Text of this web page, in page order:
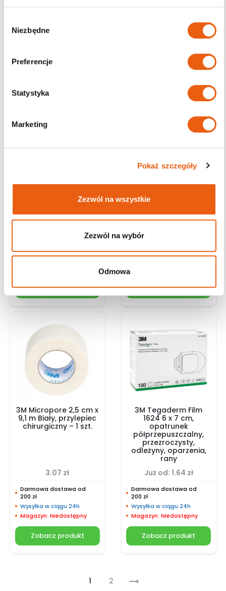
Niezbędne
Preferencje
Statystyka
Marketing
Pokaż szczegóły
Zezwól na wszystkie
Zezwól na wybór
Odmowa
Wysyłka w ciągu 24h
Magazyn: Dostępny
Wybierz opcje
Wysyłka w ciągu 24h
Magazyn: Dostępny
Wybierz opcje
1626W 10 x 12 cm,
półprzepuszczalny,
200 zł
Wysyłka w ciągu 24h
Zobacz produkt
9,1 m, mikroporowaty
przezroczysty
przylepiec chirurgiczny
200 zł
Wysyłka w ciągu 24h
Wybierz opcje
3M Micropore 2,5 cm x
9,1 m Biały, przylepiec
chirurgiczny – 1 szt.
3.07 zł
Darmowa dostawa od
200 zł
Wysyłka w ciągu 24h
Magazyn: Niedostępny
Zobacz produkt
3M Tegaderm Film
1624 6 x 7 cm,
opatrunek
półprzepuszczalny,
przezroczysty,
odleżyny, oparzenia,
rany
Już od: 1.64 zł
Darmowa dostawa od
200 zł
Wysyłka w ciągu 24h
Magazyn: Niedostępny
Zobacz produkt
1 2